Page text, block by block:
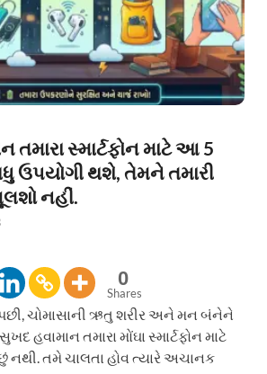
તમારા સ્માર્ટફોન માટે આ 5
ઉપયોગી થશે, તેમને તમારી
નહીં.
0
Shares
પછી, ચોમાસાની ઋતુ શરીર અને મન બંનેને
હવામાન તમારા મોંઘા સ્માર્ટફોન માટે
તમે ચાલતા હોવ ત્યારે અચાનક